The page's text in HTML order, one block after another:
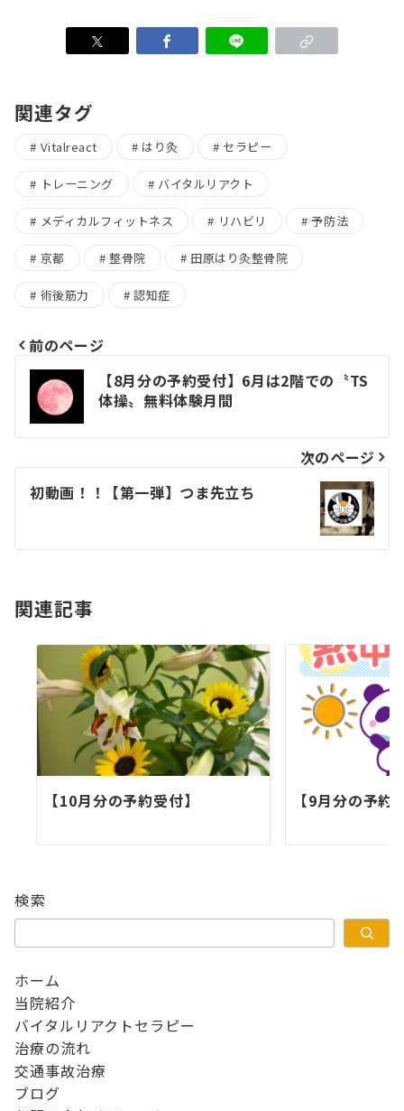
関連タグ
Vitalreact はり灸 セラピー
トレーニング バイタルリアクト
メディカルフィットネス リハビリ 予防法
京都 整骨院 田原はり灸整骨院
術後筋力 認知症
投
ナ
ビ
ゲ
ー
ョ
前のページ
【8月分の予約受付】6月は2階での〝TS
体操〟無料体験月間
次のページ
初動画！！【第一弾】つま先立ち
関連記事
【10月分の予約受付】 【9月分の予約
検索
ホーム
当院紹介
バイタルリアクトセラピー
治療の流れ
交通事故治療
ブログ